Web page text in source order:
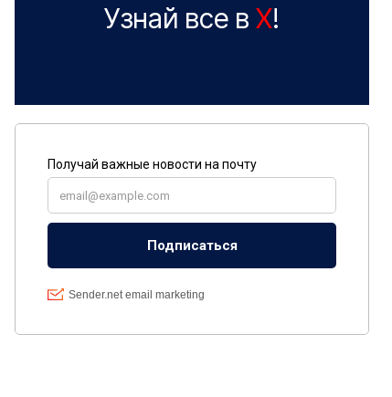
Узнай все в X!